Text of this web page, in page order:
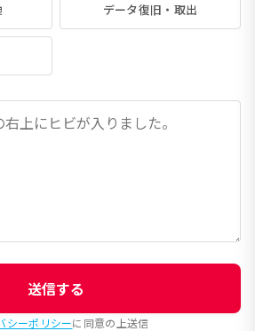
データ復旧・取出
送信する
シーポリシーに同意の上送信